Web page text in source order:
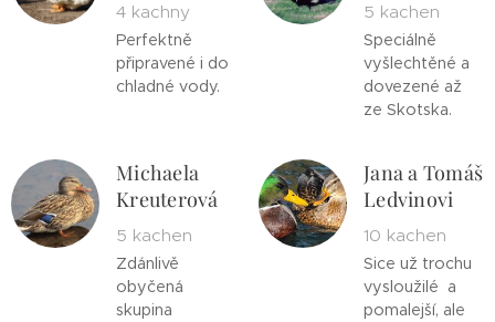
4 kachny
Perfektně
připravené i do
chladné vody.
5 kachen
Speciálně
vyšlechtěné a
dovezené až
ze Skotska.
Michaela
Kreuterová
5 kachen
Zdánlivě
obyčená
skupina
Jana a Tomáš
Ledvinovi
10 kachen
Sice už trochu
vysloužilé a
pomalejší, ale